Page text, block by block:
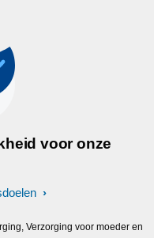
voor onze
Verzorging voor moeder en